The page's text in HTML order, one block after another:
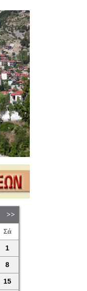
Σά
1
8
15